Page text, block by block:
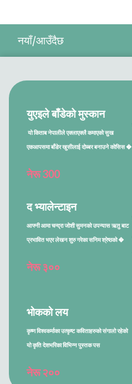
नयाँ/आउँदैछ
युएइले बाँडेको मुस्कान
यो किताब नेपालीले एक्लाएक्लै कमाएको सुख
एकआपसमा बाँडेर खुसीलाई दोब्बर बनाउने कोसिस �
नेरू 300
द भ्यालेन्टाइन
आफ्नी आमा चन्द्रा जोशी सुमनको उपन्यास ऋतु बाट
प्रभावित भएर लेखन शुरु गरेका सनिम श्रेष्ठको �
नेरू ३००
भोकको लय
कृष्ण विश्वकर्माका उत्कृष्ट कविताहरुको संगालो रहेको
यो कृति देशभरिका विभिन्न पुस्तक पस
नेरू २००